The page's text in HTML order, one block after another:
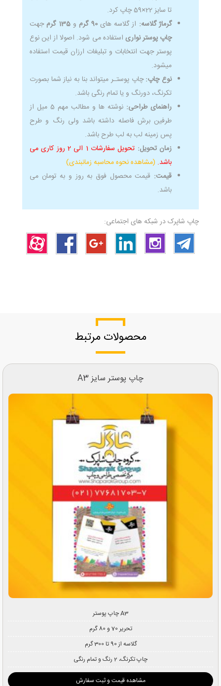
تا سایز 22×59 چاپ کرد.
گرماژ گلاسه: از گلاسه های90 گرم و135 گرم
جهت
چاپ پوستر نواری استفاده می شود. اصولا از این نوع
پوستر جهت انتخابات و تبلیغات ارزان قیمت استفاده
میشود.
نوع چاپ:چاپ پوستـر میتواند بنا به نیاز شما بصورت
تکرنگ، دورنگ و یا تمام رنگی باشد.
راهنمای طراحی:
نوشته ها و مطالب مهم 5 میل از
طرفین برش فاصله داشته باشد ولی رنگ و طرح
پس زمینه لب به لب طرح باشد.
زمان تحویل:
تحویل سفارشات 1 الی 2 روز کاری می
باشد. (مشاهده نحوه محاسبه زمانبندی)
قیمت: قیمت محصول فوق به روز و به تومان می
باشد.
چاپ شاپرک در شبکه های اجتماعی:
محصولات مرتبط
چاپ پوستر سایز A3
چاپ پوستر A3
تحریر 70 و 80 گرم
گلاسه از 90 تا 300 گرم
چاپ تکرنگ، 2 رنگ و تمام رنگی
مشاهده قیمت و ثبت سفارش